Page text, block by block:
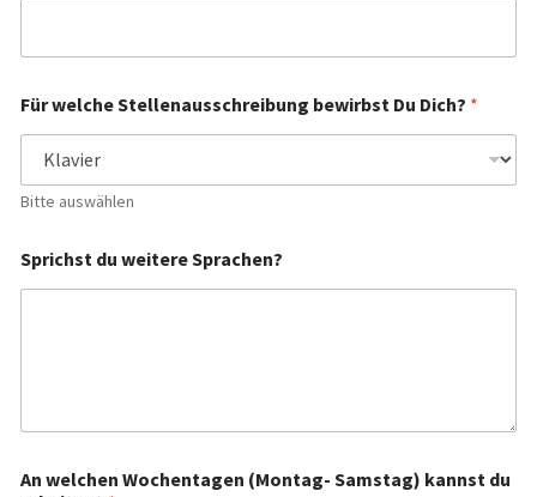
Für welche Stellenausschreibung bewirbst Du Dich? *
Bitte auswählen
Sprichst du weitere Sprachen?
An welchen Wochentagen (Montag- Samstag) kannst du